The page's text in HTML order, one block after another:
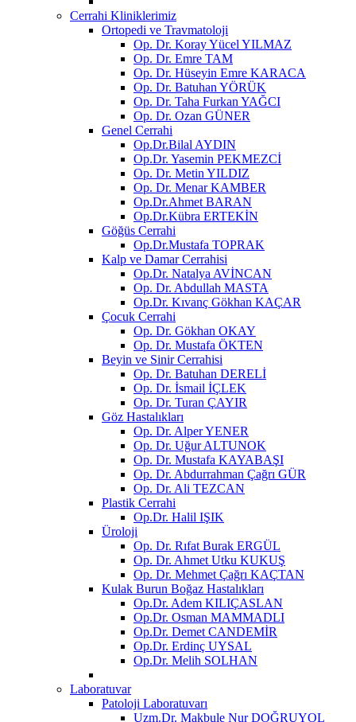
Cerrahi Kliniklerimiz
Ortopedi ve Travmatoloji
Op. Dr. Koray Yücel YILMAZ
Op. Dr. Emre TAM
Op. Dr. Hüseyin Emre KARACA
Op. Dr. Batuhan YÖRÜK
Op. Dr. Taha Furkan YAĞCI
Op. Dr. Ozan GÜNER
Genel Cerrahi
Op.Dr.Bilal AYDIN
Op.Dr. Yasemin PEKMEZCİ
Op. Dr. Metin YILDIZ
Op. Dr. Menar KAMBER
Op.Dr.Ahmet BARAN
Op.Dr.Kübra ERTEKİN
Göğüs Cerrahi
Op.Dr.Mustafa TOPRAK
Kalp ve Damar Cerrahisi
Op.Dr. Natalya AVİNCAN
Op. Dr. Abdullah MASTA
Op.Dr. Kıvanç Gökhan KAÇAR
Çocuk Cerrahi
Op. Dr. Gökhan OKAY
Op. Dr. Mustafa ÖKTEN
Beyin ve Sinir Cerrahisi
Op. Dr. Batuhan DERELİ
Op. Dr. İsmail İÇLEK
Op. Dr. Turan ÇAYIR
Göz Hastalıkları
Op. Dr. Alper YENER
Op. Dr. Uğur ALTUNOK
Op. Dr. Mustafa KAYABAŞI
Op. Dr. Abdurrahman Çağrı GÜR
Op. Dr. Ali TEZCAN
Plastik Cerrahi
Op.Dr. Halil IŞIK
Üroloji
Op. Dr. Rıfat Burak ERGÜL
Op. Dr. Ahmet Utku KUKUŞ
Op. Dr. Mehmet Çağrı KAÇTAN
Kulak Burun Boğaz Hastalıkları
Op.Dr. Adem KILIÇASLAN
Op.Dr. Osman MAMMADLI
Op.Dr. Demet CANDEMİR
Op.Dr. Erdinç UYSAL
Op.Dr. Melih SOLHAN
Laboratuvar
Patoloji Laboratuvarı
Uzm.Dr. Makbule Nur DOĞRUYOL